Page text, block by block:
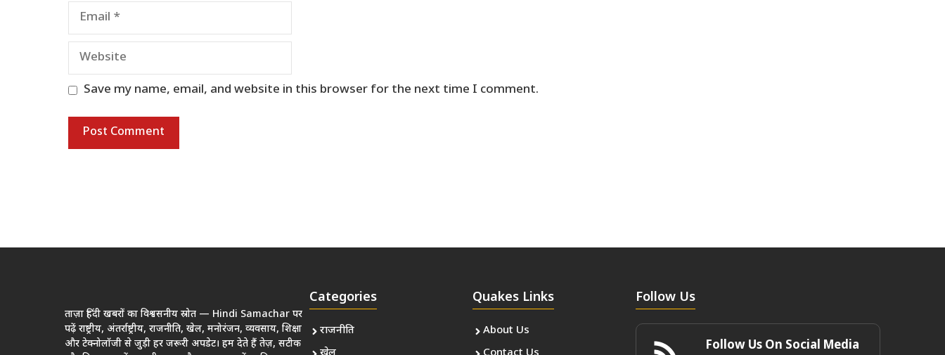
Email
Website
Save my name, email, and website in this browser for the next time I comment.
ताज़ा हिंदी खबरों का विश्वसनीय स्रोत — Hindi Samachar पर
पढ़ें राष्ट्रीय, अंतर्राष्ट्रीय, राजनीति, खेल, मनोरंजन, व्यवसाय, शिक्षा
और टेक्नोलॉजी से जुड़ी हर जरूरी अपडेट। हम देते हैं तेज़, सटीक
Categories
राजनीति
Quakes Links
About Us
Follow Us
Follow Us On Social Media